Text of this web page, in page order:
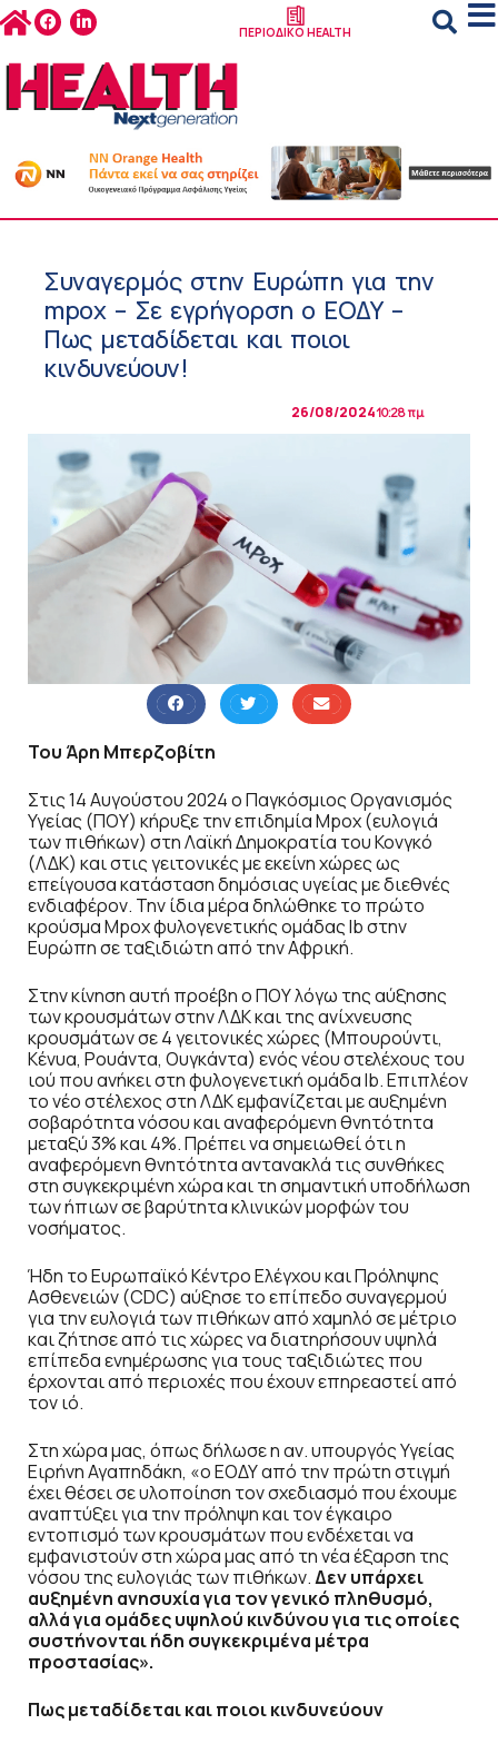
ΠΕΡΙΟΔΙΚΟ HEALTH
Συναγερμός στην Ευρώπη για την
mpox – Σε εγρήγορση ο ΕΟΔΥ –
Πως μεταδίδεται και ποιοι
κινδυνεύουν!
26/08/202410:28 πμ
Του Άρη Μπερζοβίτη
Στις 14 Αυγούστου 2024 ο Παγκόσμιος Οργανισμός
Υγείας (ΠΟΥ) κήρυξε την επιδημία Mpox (ευλογιά
των πιθήκων) στη Λαϊκή Δημοκρατία του Κονγκό
(ΛΔΚ) και στις γειτονικές με εκείνη χώρες ως
επείγουσα κατάσταση δημόσιας υγείας με διεθνές
ενδιαφέρον. Την ίδια μέρα δηλώθηκε το πρώτο
κρούσμα Mpox φυλογενετικής ομάδας Ιb στην
Ευρώπη σε ταξιδιώτη από την Αφρική.
Στην κίνηση αυτή προέβη ο ΠΟΥ λόγω της αύξησης
των κρουσμάτων στην ΛΔΚ και της ανίχνευσης
κρουσμάτων σε 4 γειτονικές χώρες (Μπουρούντι,
Κένυα, Ρουάντα, Ουγκάντα) ενός νέου στελέχους του
ιού που ανήκει στη φυλογενετική ομάδα Ιb. Επιπλέον
το νέο στέλεχος στη ΛΔΚ εμφανίζεται με αυξημένη
σοβαρότητα νόσου και αναφερόμενη θνητότητα
μεταξύ 3% και 4%. Πρέπει να σημειωθεί ότι η
αναφερόμενη θνητότητα αντανακλά τις συνθήκες
στη συγκεκριμένη χώρα και τη σημαντική υποδήλωση
των ήπιων σε βαρύτητα κλινικών μορφών του
νοσήματος.
Ήδη το Ευρωπαϊκό Κέντρο Ελέγχου και Πρόληψης
Ασθενειών (CDC) αύξησε το επίπεδο συναγερμού
για την ευλογιά των πιθήκων από χαμηλό σε μέτριο
και ζήτησε από τις χώρες να διατηρήσουν υψηλά
επίπεδα ενημέρωσης για τους ταξιδιώτες που
έρχονται από περιοχές που έχουν επηρεαστεί από
τον ιό.
Στη χώρα μας, όπως δήλωσε η αν. υπουργός Υγείας
Ειρήνη Αγαπηδάκη, «ο ΕΟΔΥ από την πρώτη στιγμή
έχει θέσει σε υλοποίηση τον σχεδιασμό που έχουμε
αναπτύξει για την πρόληψη και τον έγκαιρο
εντοπισμό των κρουσμάτων που ενδέχεται να
εμφανιστούν στη χώρα μας από τη νέα έξαρση της
νόσου της ευλογιάς των πιθήκων.Δεν υπάρχει
αυξημένη ανησυχία για τον γενικό πληθυσμό,
αλλά για ομάδες υψηλού κινδύνου για τις οποίες
συστήνονται ήδη συγκεκριμένα μέτρα
προστασίας».
Πως μεταδίδεται και ποιοι κινδυνεύουν